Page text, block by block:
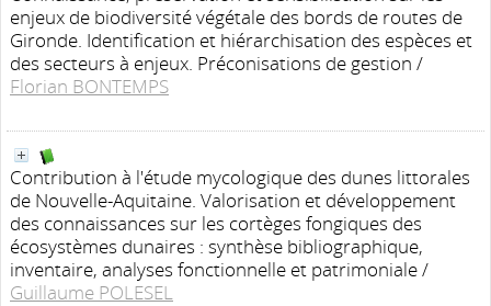
enjeux de biodiversité végétale des bords de routes de
Gironde. Identification et hiérarchisation des espèces et
des secteurs à enjeux. Préconisations de gestion /
Florian BONTEMPS
Contribution à l'étude mycologique des dunes littorales
de Nouvelle-Aquitaine. Valorisation et développement
des connaissances sur les cortèges fongiques des
écosystèmes dunaires : synthèse bibliographique,
inventaire, analyses fonctionnelle et patrimoniale/
Guillaume POLESEL